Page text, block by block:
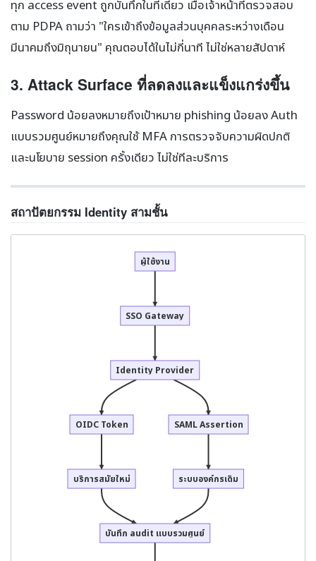
ทุก access event ถูกบันทึกในที่เดียว เมื่อเจ้าหน้าที่ตรวจสอบ
ตาม PDPA ถามว่า "ใครเข้าถึงข้อมูลส่วนบุคคลระหว่างเดือน
มีนาคมถึงมิถุนายน" คุณตอบได้ในไม่กี่นาที ไม่ใช่หลายสัปดาห์
3. Attack Surface ที่ลดลงและแข็งแกร่งขึ้น
Password น้อยลงหมายถึงเป้าหมาย phishing น้อยลง Auth
แบบรวมศูนย์หมายถึงคุณใช้ MFA การตรวจจับความผิดปกติ
และนโยบาย session ครั้งเดียว ไม่ใช่ทีละบริการ
สถาปัตยกรรม Identity สามชั้น
ผู้ใช้งาน
SSO Gateway
Identity Provider
OIDC Token SAML Assertion
บริการสมัยใหม่ ระบบองค์กรเดิม
บันทึก audit แบบรวมศูนย์